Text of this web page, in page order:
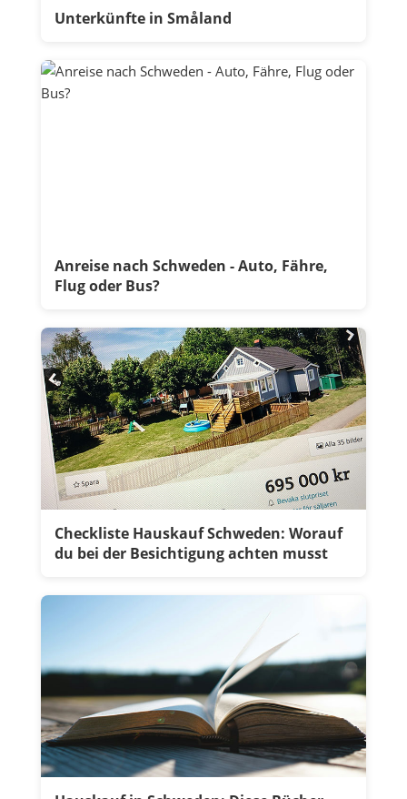
Unterkünfte in Småland
Anreise nach Schweden - Auto, Fähre,
Flug oder Bus?
Checkliste Hauskauf Schweden: Worauf
du bei der Besichtigung achten musst